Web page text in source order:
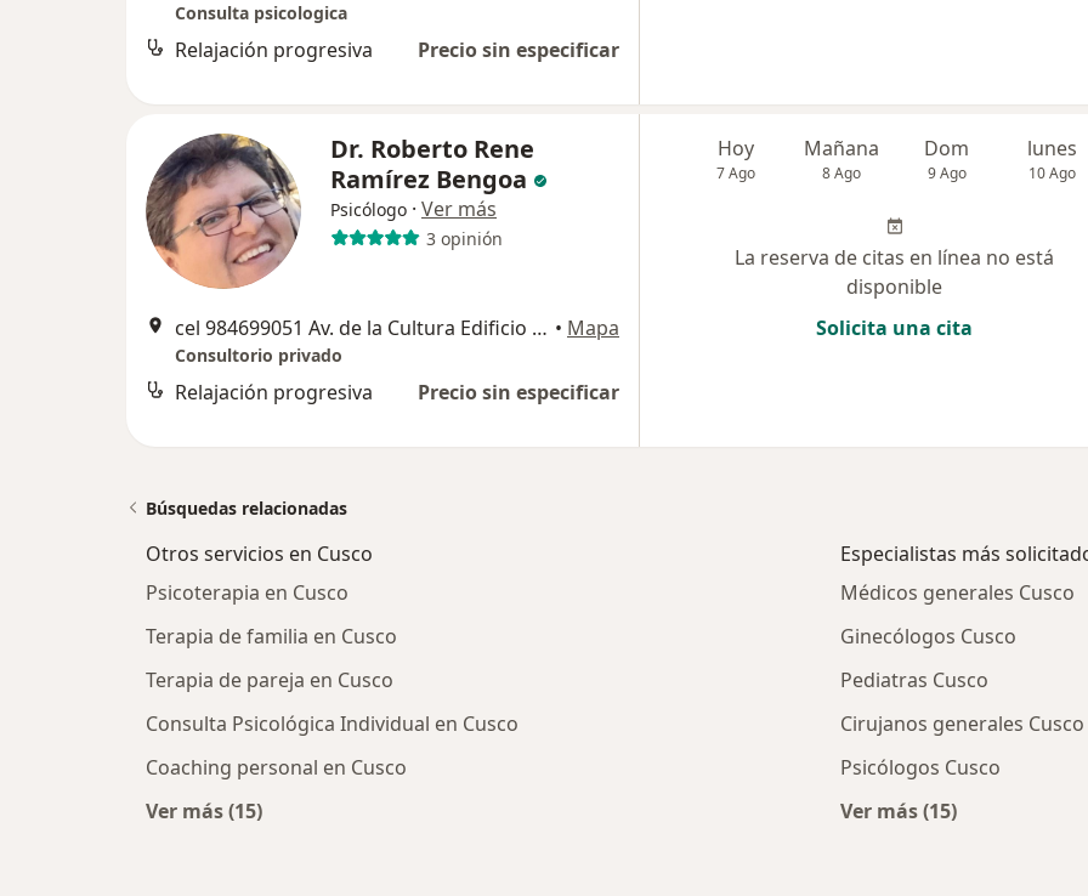
Consulta psicologica
Relajación progresiva Precio sin especificar
Dr. Roberto Rene
Ramírez Bengoa
Psicólogo · Ver más
3 opinión
cel 984699051 Av. de la Cultura Edificio Gonzales 1424, "al costado" de la clinica mac salud, Cusco • Mapa
Consultorio privado
Relajación progresiva Precio sin especificar
Hoy
7 Ago
Mañana
8 Ago
Dom
9 Ago
lunes
10 Ago
La reserva de citas en línea no está
disponible
Solicita una cita
Búsquedas relacionadas
Otros servicios en Cusco
Psicoterapia en Cusco
Terapia de familia en Cusco
Terapia de pareja en Cusco
Consulta Psicológica Individual en Cusco
Coaching personal en Cusco
Ver más (15)
Especialistas más
Médicos generales Cusco
Ginecólogos Cusco
Pediatras Cusco
Cirujanos generales Cusco
Psicólogos Cusco
Ver más (15)